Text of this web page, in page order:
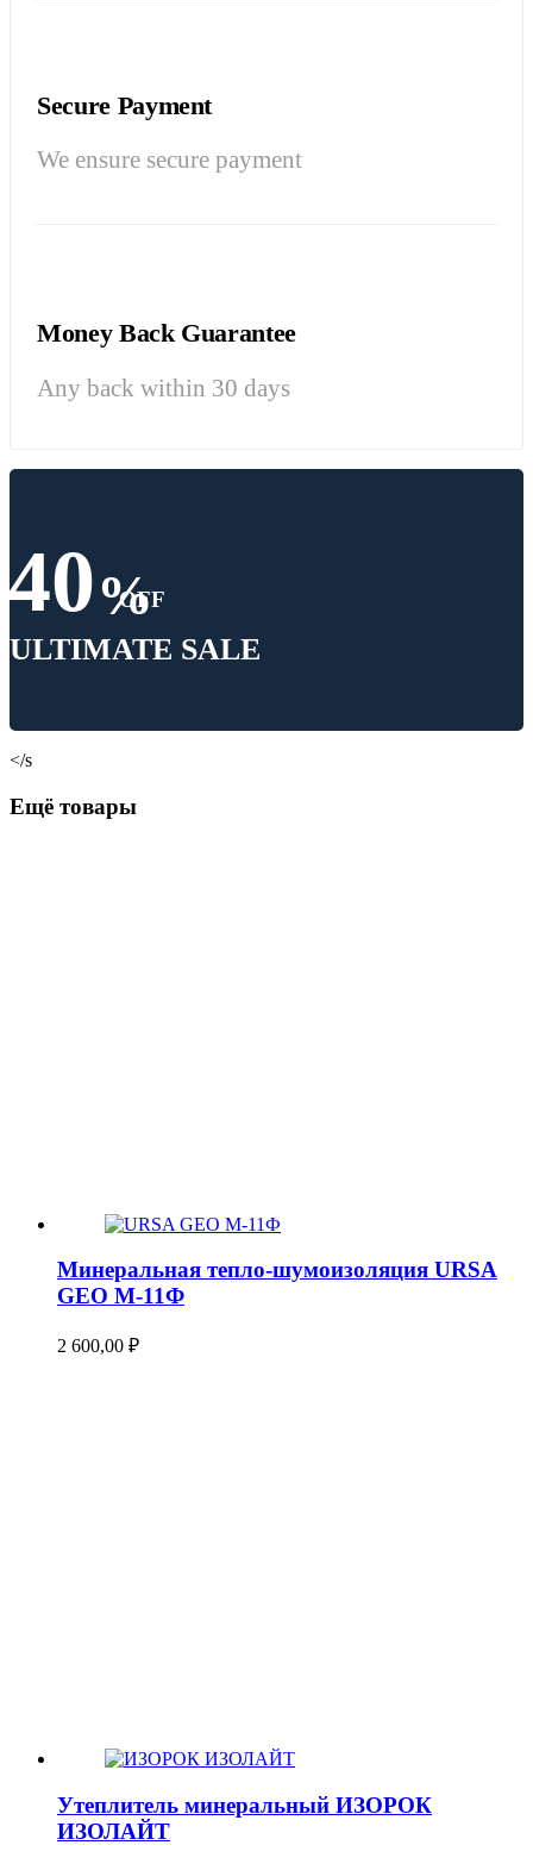
Secure Payment
We ensure secure payment
Money Back Guarantee
Any back within 30 days
40%
OFF
ULTIMATE SALE
</s
Ещё товары
Минеральная тепло-шумоизоляция URSA
GEO М-11Ф
2 600,00 ₽
Утеплитель минеральный ИЗОРОК
ИЗОЛАЙТ